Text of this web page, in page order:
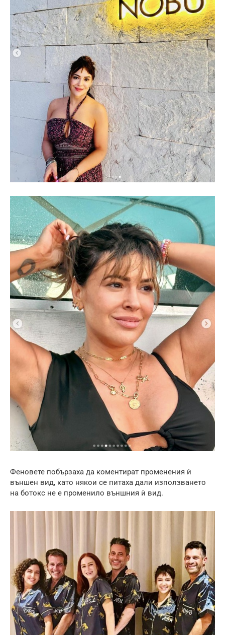
Феновете побързаха да коментират променения ѝ
външен вид, като някои се питаха дали използването
на ботокс не е променило външния ѝ вид.